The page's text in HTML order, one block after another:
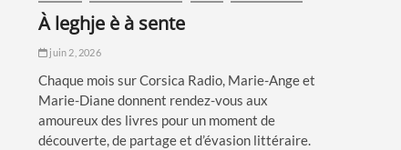
à leghje è à sente
juin 2, 2026
Chaque mois sur Corsica Radio, Marie-Ange et
Marie-Diane donnent rendez-vous aux
amoureux des livres pour un moment de
découverte, de partage et d’évasion littéraire.